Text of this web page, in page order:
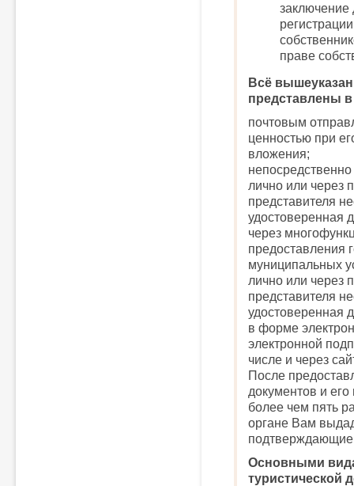
заключение
праве
Всё
представлены
почтовым
ценностью при
вложения;
лично или через
представителя
удостоверенная
через
предоставления
муниципальных
лично или через
представителя
удостоверенная
в форме
электронной
числе и через
После
документов и
более чем пять
органе Вам
подтверждающие
Основными
туристической